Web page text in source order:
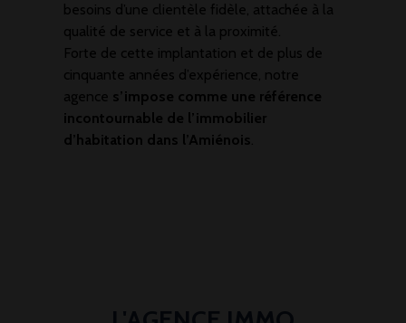
besoins d’une clientèle fidèle, attachée à la
qualité de service et à la proximité.
Forte de cette implantation et de plus de
cinquante années d’expérience, notre
agence s’impose comme une référence
incontournable de l’immobilier
d’habitation dans l’Amiénois.